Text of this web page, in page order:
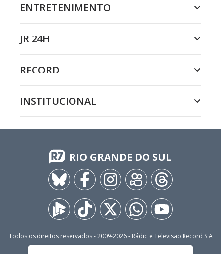
ENTRETENIMENTO
JR 24H
RECORD
INSTITUCIONAL
RIO GRANDE DO SUL
Todos os direitos reservados - 2009-2026- Rádio e Televisão Record S.A